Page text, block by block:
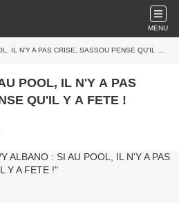
MENU
N'Y A PAS CRISE, SASSOU PENSE QU'IL Y A FETE !
POOL, IL N'Y A PAS
QU'IL Y A FETE !